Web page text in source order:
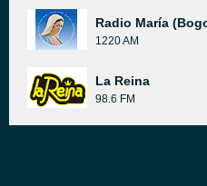
Radio María
1220 AM
La Reina
98.6 FM